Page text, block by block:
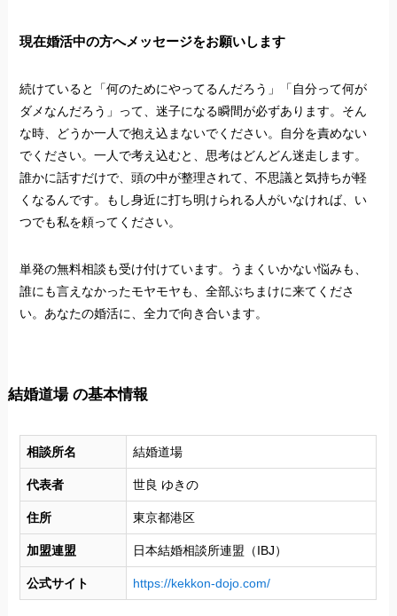
現在婚活中の方へメッセージをお願いします
続けていると「何のためにやってるんだろう」「自分って何が
ダメなんだろう」って、迷子になる瞬間が必ずあります。そん
な時、どうか一人で抱え込まないでください。自分を責めない
でください。一人で考え込むと、思考はどんどん迷走します。
誰かに話すだけで、頭の中が整理されて、不思議と気持ちが軽
くなるんです。もし身近に打ち明けられる人がいなければ、い
つでも私を頼ってください。
単発の無料相談も受け付けています。うまくいかない悩みも、
誰にも言えなかったモヤモヤも、全部ぶちまけに来てくださ
い。あなたの婚活に、全力で向き合います。
結婚道場 の基本情報
相談所名 結婚道場
代表者 世良 ゆきの
住所 東京都港区
加盟連盟 日本結婚相談所連盟（IBJ）
公式サイト https://kekkon-dojo.com/